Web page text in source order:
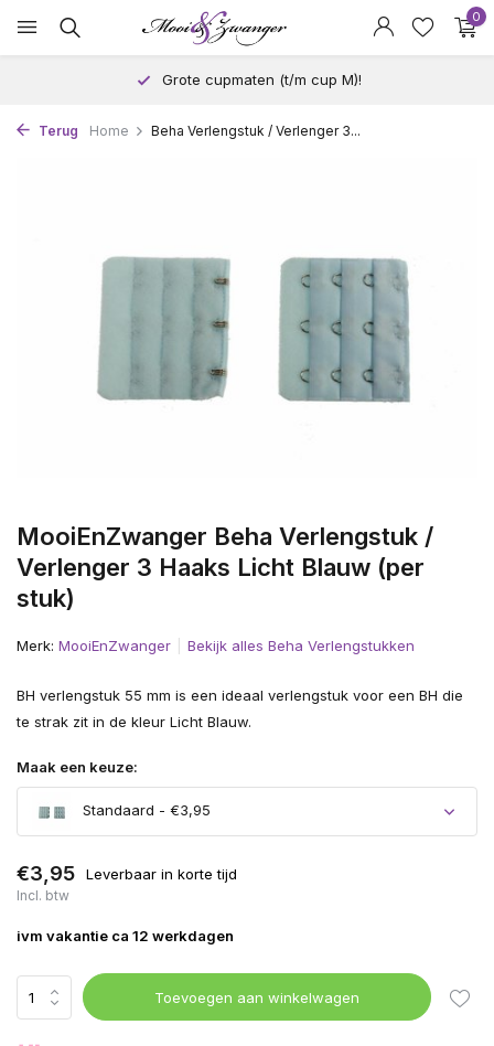
0
Grote cupmaten (t/m cup M)!
Terug Home Beha Verlengstuk / Verlenger 3...
MooiEnZwanger Beha Verlengstuk /
Verlenger 3 Haaks Licht Blauw (per
stuk)
Merk: MooiEnZwanger Bekijk alles Beha Verlengstukken
BH verlengstuk 55 mm is een ideaal verlengstuk voor een BH die
te strak zit in de kleur Licht Blauw.
Maak een keuze:
Standaard - €3,95
€3,95 Leverbaar in korte tijd
Incl. btw
ivm vakantie ca 12 werkdagen
Toevoegen aan winkelwagen